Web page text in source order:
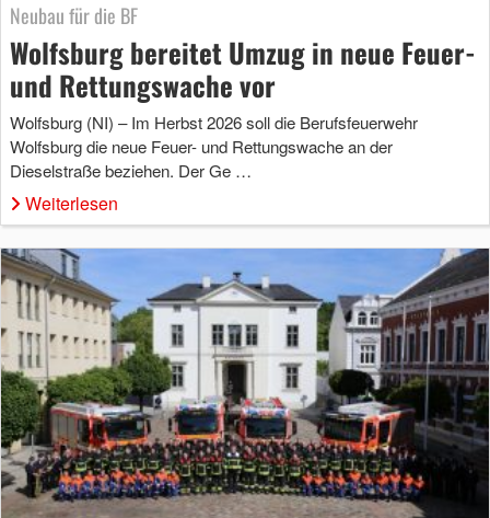
Neubau für die BF
Wolfsburg bereitet Umzug in neue Feuer-
und Rettungswache vor
Wolfsburg (NI) – Im Herbst 2026 soll die Berufsfeuerwehr
Wolfsburg die neue Feuer- und Rettungswache an der
Dieselstraße beziehen. Der Ge …
Weiterlesen